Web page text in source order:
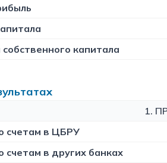
капитала
1.
счетам в ЦБРУ
в других банках